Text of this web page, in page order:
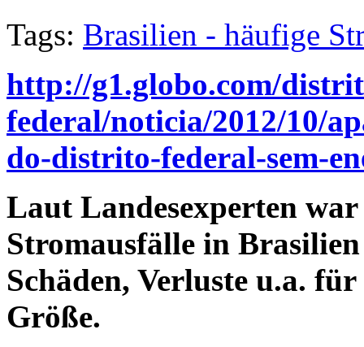
Tags: Brasilien - häufige
http://g1.globo.com/
federal/noticia/2012/10/
do-distrito-federal-sem-
Laut Landesexperten
Stromausfälle in
Schäden, Verluste u.a.
Größe.